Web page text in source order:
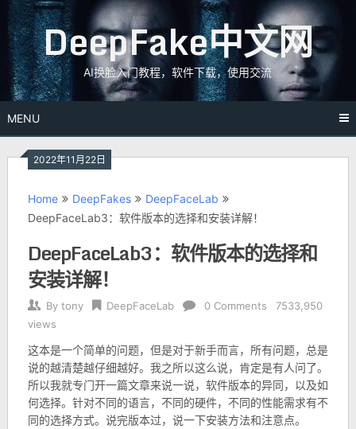
Skip
to
content DeepFake中文网
AI换脸入门教程，软件下载，使用交流
MENU
2022年11月22日
Home DeepFakes
DeepFaceLab
DeepFaceLab3：软件版本的选择和安装详解！
DeepFaceLab3：软件版本的选择和
安装详解！
By tony DeepFaceLab 0 Comments
7533,950
views
这本是一个简单的问题，但是对于新手而言，所有问题，总是
说的越清楚越仔细越好。我之所以这么说，肯定是有人问了。
所以我就专门开一篇文章来说一说，软件版本的异同，以及如
何选择。针对不同的语言，不同的硬件，不同的性能需求有不
同的选择方式。说完版本过，说一下安装方法和注意点。